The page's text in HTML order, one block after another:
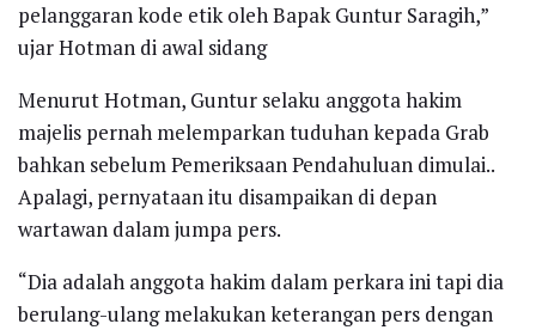
pelanggaran kode etik oleh Bapak Guntur Saragih,”
ujar Hotman di awal sidang
Menurut Hotman, Guntur selaku anggota hakim
majelis pernah melemparkan tuduhan kepada Grab
bahkan sebelum Pemeriksaan Pendahuluan dimulai..
Apalagi, pernyataan itu disampaikan di depan
wartawan dalam jumpa pers.
“Dia adalah anggota hakim dalam perkara ini tapi dia
berulang-ulang melakukan keterangan pers dengan